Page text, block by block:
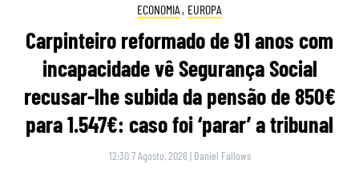
ECONOMIA , EUROPA
Carpinteiro reformado de 91 anos com
incapacidade vê Segurança Social
recusar-lhe subida da pensão de 850€
para 1.547€: caso foi ‘parar’ a tribunal
12:30 7 Agosto, 2026 | Daniel Fallows